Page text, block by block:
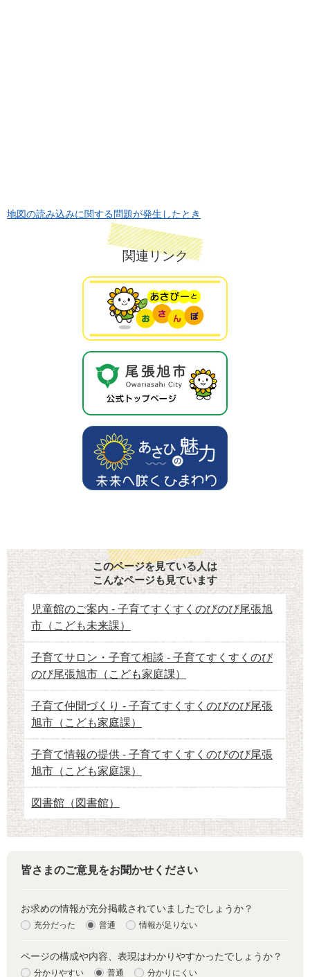
地図の読み込みに関する問題が発生したとき
関連リンク
このページを見ている人は
こんなページも見ています
児童館のご案内 - 子育てすくすくのびのび尾張旭
市（こども未来課）
子育てサロン・子育て相談 - 子育てすくすくのび
のび尾張旭市（こども家庭課）
子育て仲間づくり - 子育てすくすくのびのび尾張
旭市（こども家庭課）
子育て情報の提供 - 子育てすくすくのびのび尾張
旭市（こども家庭課）
図書館（図書館）
皆さまのご意見をお聞かせください
お求めの情報が充分掲載されていましたでしょうか？
充分だった 普通 情報が足りない
ページの構成や内容、表現はわかりやすかったでしょうか？
分かりやすい 普通 分かりにくい